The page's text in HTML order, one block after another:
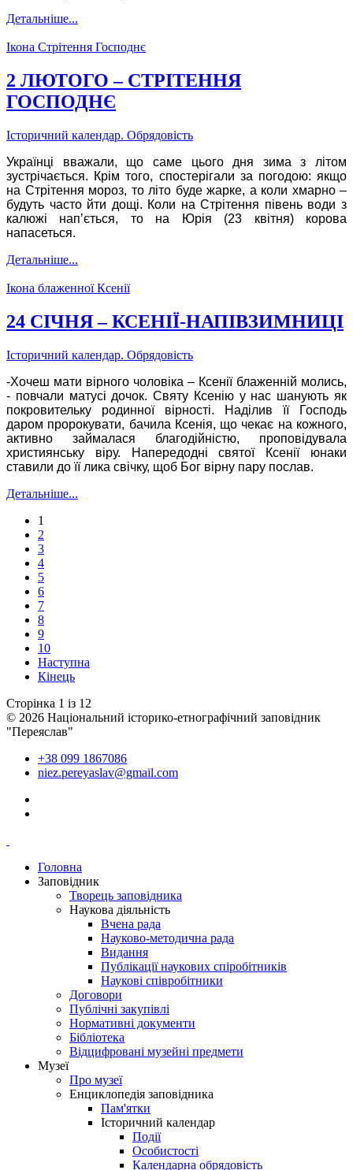
Детальніше...
Ікона Стрітення Господнє
2 ЛЮТОГО – СТРІТЕННЯ
ГОСПОДНЄ
Історичний календар. Обрядовість
Українці вважали, що саме цього дня зима з літом
зустрічається. Крім того, спостерігали за погодою: якщо
на Стрітення мороз, то літо буде жарке, а коли хмарно –
будуть часто йти дощі. Коли на Стрітення півень води з
калюжі нап’ється, то на Юрія (23 квітня) корова
напасеться.
Детальніше...
Ікона блаженної Ксенії
24 СІЧНЯ – КСЕНІЇ-НАПІВЗИМНИЦІ
Історичний календар. Обрядовість
-Хочеш мати вірного чоловіка – Ксенії блаженній молись,
- повчали матусі дочок. Святу Ксенію у нас шанують як
покровительку родинної вірності. Наділив її Господь
даром пророкувати, бачила Ксенія, що чекає на кожного,
активно займалася благодійністю, проповідувала
християнську віру. Напередодні святої Ксенії юнаки
ставили до її лика свічку, щоб Бог вірну пару послав.
Детальніше...
1
2
3
4
5
6
7
8
9
10
Наступна
Кінець
Сторінка 1 із 12
© 2026 Національний історико-етнографічний заповідник
"Переяслав"
+38 099 1867086
niez.pereyaslav@gmail.com
Головна
Заповідник
Творець заповідника
Наукова діяльність
Вчена рада
Науково-методична рада
Видання
Публікації наукових спіробітників
Наукові співробітники
Договори
Публічні закупівлі
Нормативні документи
Бібліотека
Відцифровані музейні предмети
Музеї
Про музеї
Енциклопедія заповідника
Пам'ятки
Історичний календар
Події
Особистості
Календарна обрядовість